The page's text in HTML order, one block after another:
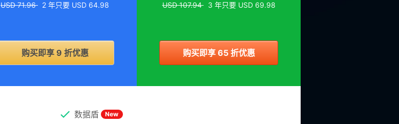
USD 71.96 2 年只要 USD 64.98
购买即享 9 折优惠
USD 107.943 年只要 USD 69.98
购买即享 65 折优惠
数据盾 New